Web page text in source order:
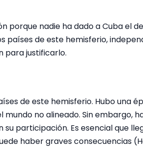
porque nadie ha dado a Cuba el
países de este hemisferio,
para justificarlo.
de este hemisferio. Hubo una
mundo no alineado. Sin embargo,
participación. Es esencial que
haber graves consecuencias